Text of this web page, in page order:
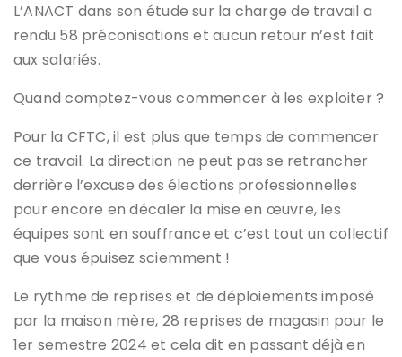
L’ANACT dans son étude sur la charge de travail a
rendu 58 préconisations et aucun retour n’est fait
aux salariés.
Quand comptez-vous commencer à les exploiter ?
Pour la CFTC, il est plus que temps de commencer
ce travail. La direction ne peut pas se retrancher
derrière l’excuse des élections professionnelles
pour encore en décaler la mise en œuvre, les
équipes sont en souffrance et c’est tout un collectif
que vous épuisez sciemment !
Le rythme de reprises et de déploiements imposé
par la maison mère, 28 reprises de magasin pour le
1er semestre 2024 et cela dit en passant déjà en